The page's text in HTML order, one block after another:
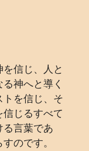
信じ、人と
神へと導く
を信じ、そ
じるすべて
る言葉であ
のです。